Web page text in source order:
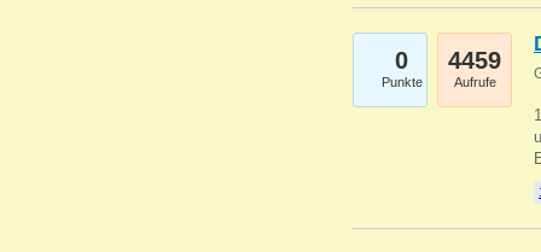
0
Punkte
4459
Aufrufe